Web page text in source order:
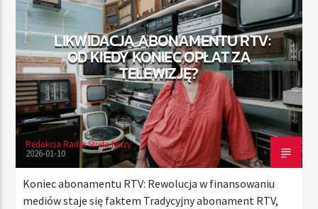
TERAZ
RADIO STREFA MUZY
21:00 24:00
LIKWIDACJA ABONAMENTU RTV:
OD KIEDY KONIEC OPŁAT ZA
TELEWIZJĘ?
Redakcja Radia Strefa Muzy
2026-01-10
Koniec abonamentu RTV: Rewolucja w finansowaniu
mediów staje się faktem Tradycyjny abonament RTV,